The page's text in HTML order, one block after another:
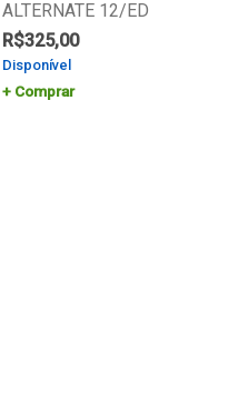
ALTERNATE 12/ED
R$325,00
Disponível
Comprar